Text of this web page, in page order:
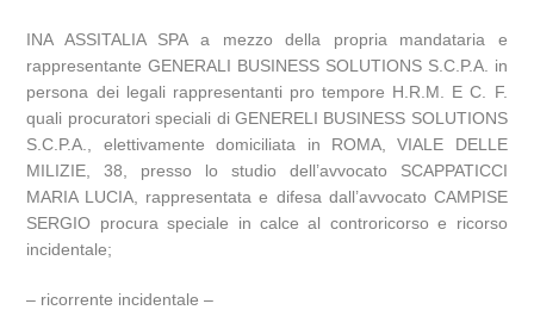
INA ASSITALIA SPA a mezzo della propria mandataria e
rappresentante GENERALI BUSINESS SOLUTIONS S.C.P.A. in
persona dei legali rappresentanti pro tempore H.R.M. E C. F.
quali procuratori speciali di GENERELI BUSINESS SOLUTIONS
S.C.P.A., elettivamente domiciliata in ROMA, VIALE DELLE
MILIZIE, 38, presso lo studio dell’avvocato SCAPPATICCI
MARIA LUCIA, rappresentata e difesa dall’avvocato CAMPISE
SERGIO procura speciale in calce al controricorso e ricorso
incidentale;
– ricorrente incidentale –